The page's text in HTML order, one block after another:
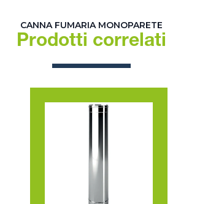
CANNA FUMARIA MONOPARETE
Prodotti correlati